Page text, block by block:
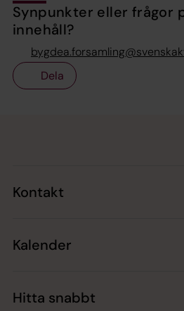
Synpunkter eller frågor
innehåll?
Dela
Kontakt
Kalender
Hitta snabbt